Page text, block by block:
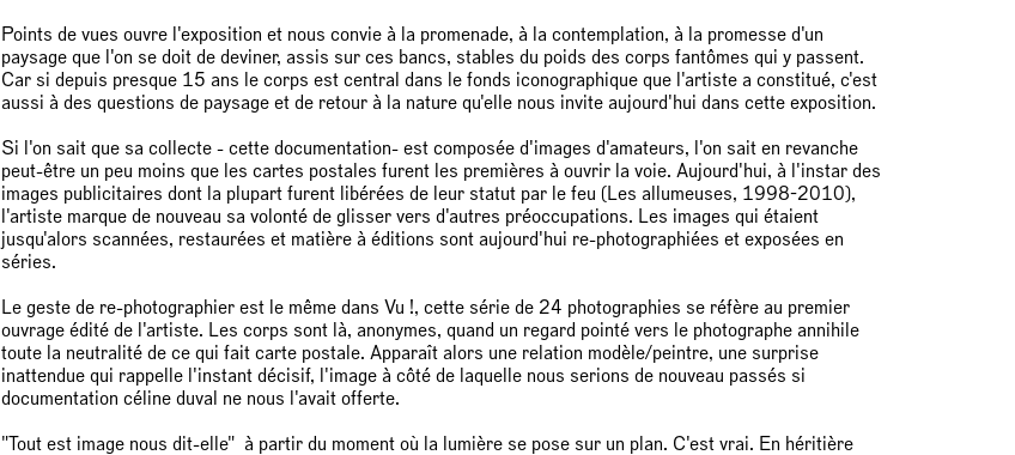
Points de vues ouvre l'exposition et nous convie à la promenade, à la contemplation, à la promesse d'un
paysage que l'on se doit de deviner, assis sur ces bancs, stables du poids des corps fantômes qui y passent.
Car si depuis presque 15 ans le corps est central dans le fonds iconographique que l'artiste a constitué, c'est
aussi à des questions de paysage et de retour à la nature qu'elle nous invite aujourd'hui dans cette exposition.
Si l'on sait que sa collecte - cette documentation- est composée d'images d'amateurs, l'on sait en revanche
peut-être un peu moins que les cartes postales furent les premières à ouvrir la voie. Aujourd'hui, à l'instar des
images publicitaires dont la plupart furent libérées de leur statut par le feu (Les allumeuses, 1998-2010),
l'artiste marque de nouveau sa volonté de glisser vers d'autres préoccupations. Les images qui étaient
jusqu'alors scannées, restaurées et matière à éditions sont aujourd'hui re-photographiées et exposées en
séries.
Le geste de re-photographier est le même dans Vu !, cette série de 24 photographies se réfère au premier
ouvrage édité de l'artiste. Les corps sont là, anonymes, quand un regard pointé vers le photographe annihile
toute la neutralité de ce qui fait carte postale. Apparaît alors une relation modèle/peintre, une surprise
inattendue qui rappelle l'instant décisif, l'image à côté de laquelle nous serions de nouveau passés si
documentation céline duval ne nous l'avait offerte.
"Tout est image nous dit-elle" à partir du moment où la lumière se pose sur un plan. C'est vrai. En héritière